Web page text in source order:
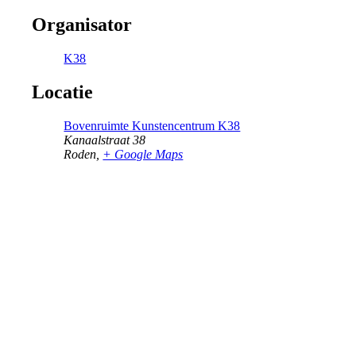
Organisator
K38
Locatie
Bovenruimte Kunstencentrum K38
Kanaalstraat 38
Roden + Google Maps